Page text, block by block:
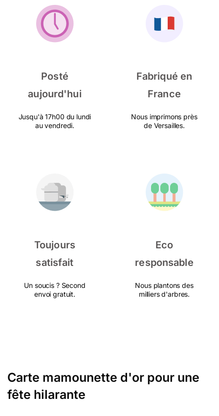
Posté
aujourd'hui
Jusqu'à 17h00 du lundi
au vendredi.
Fabriqué en
France
Nous imprimons près
de Versailles.
Toujours
satisfait
Un soucis ? Second
envoi gratuit.
Eco
responsable
Nous plantons des
milliers d'arbres.
Carte mamounette d'or pour une
fête hilarante